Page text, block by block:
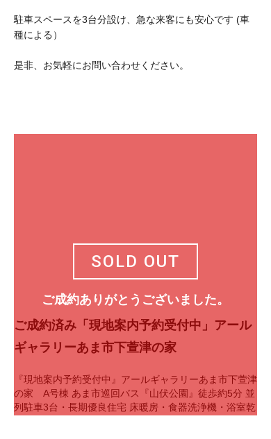
駐車スペースを3台分設け、急な来客にも安心です (車
種による）
是非、お気軽にお問い合わせください。
SOLD OUT
ご成約ありがとうございました。
ご成約済み「現地案内予約受付中」アール
ギャラリーあま市下萱津の家
『現地案内予約受付中』アールギャラリーあま市下萱津
の家 A号棟 あま市巡回バス『山伏公園』徒歩約5分 並
列駐車3台・長期優良住宅 床暖房・食器洗浄機・浴室乾